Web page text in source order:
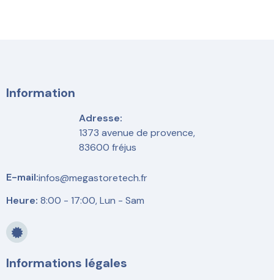
Information
Adresse:
1373 avenue de provence,
83600 fréjus
E-mail:infos@megastoretech.fr
Heure: 8:00 - 17:00, Lun - Sam
Informations légales